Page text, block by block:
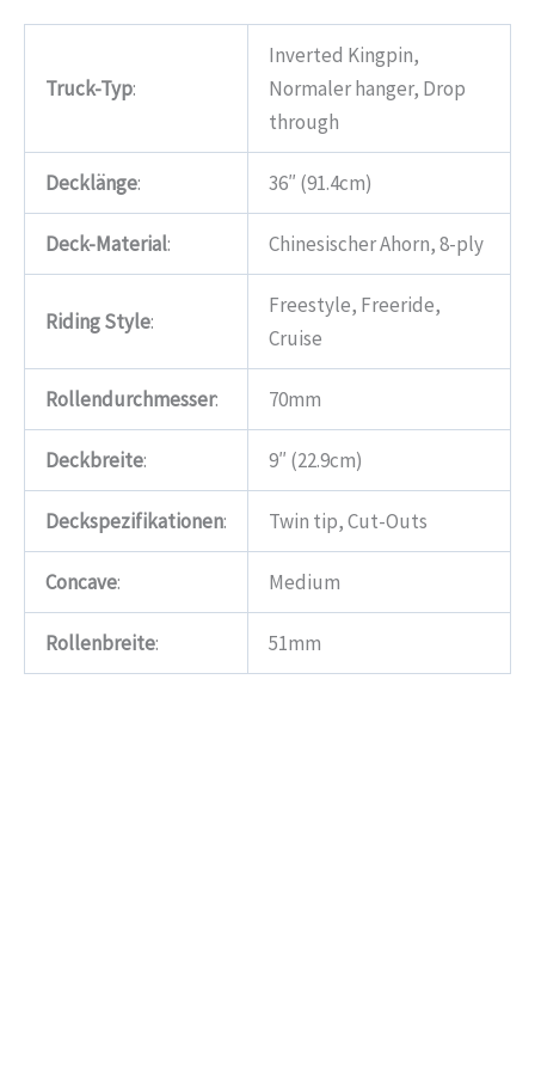
Truck-Typ:
Inverted Kingpin,
Normaler hanger, Drop
through
Decklänge: 36″ (91.4cm)
Deck-Material: Chinesischer Ahorn, 8-ply
Riding Style:
Freestyle, Freeride,
Cruise
Rollendurchmesser: 70mm
Deckbreite: 9″ (22.9cm)
Deckspezifikationen: Twin tip, Cut-Outs
Concave: Medium
Rollenbreite: 51mm